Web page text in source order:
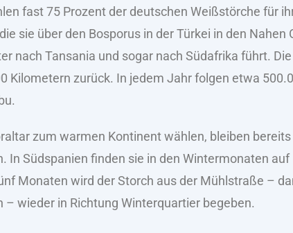
fast 75 Prozent der deutschen Weißstörche für
sie über den Bosporus in der Türkei in den Nahen
nach Tansania und sogar nach Südafrika führt.
Kilometern zurück. In jedem Jahr folgen etwa
zum warmen Kontinent wählen, bleiben
In Südspanien finden sie in den Wintermonaten auf
Monaten wird der Storch aus der Mühlstraße –
wieder in Richtung Winterquartier begeben.